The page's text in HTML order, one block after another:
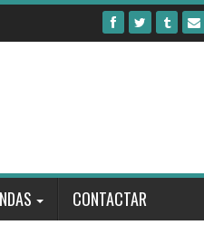
CONTACTAR